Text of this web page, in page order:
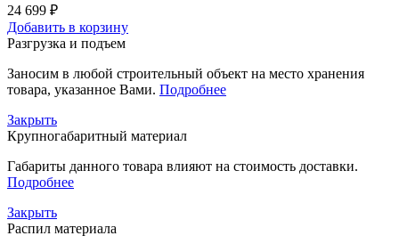
24 699 ₽
Добавить в корзину
Разгрузка и подъем
Заносим в любой строительный объект на место хранения
товара, указанное Вами. Подробнее
Закрыть
Крупногабаритный материал
Габариты данного товара влияют на стоимость доставки.
Подробнее
Закрыть
Распил материала